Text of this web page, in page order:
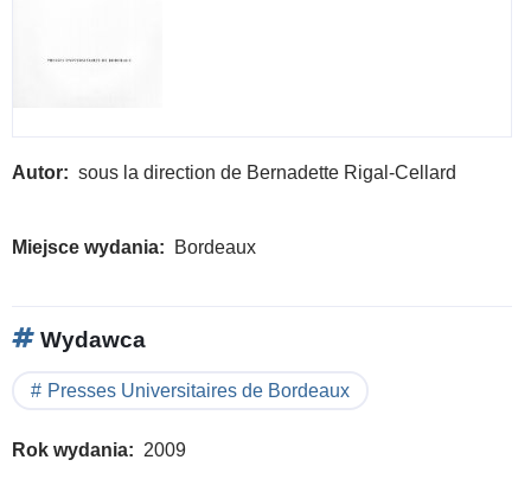
Autor sous la direction de Bernadette Rigal-Cellard
Miejsce wydania Bordeaux
Wydawca
Presses Universitaires de Bordeaux
Rok wydania 2009